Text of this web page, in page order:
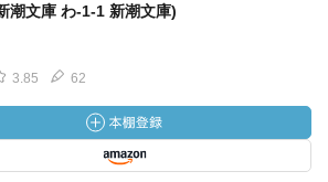
潮文庫 わ-1-1 新潮文庫)
3.85 62